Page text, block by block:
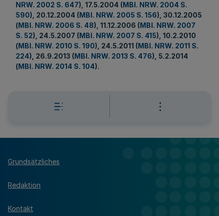
NRW. 2002 S. 647), 17.5.2004 (MBl. NRW. 2004 S.
590), 20.12.2004 (MBl. NRW. 2005 S. 156), 30.12.2005
(MBl. NRW. 2006 S. 48), 11.12.2006 (MBl. NRW. 2007
S. 52), 24.5.2007 (MBl. NRW. 2007 S. 415), 10.2.2010
(MBl. NRW. 2010 S. 190), 24.5.2011 (MBl. NRW. 2011 S.
224), 26.9.2013 (MBl. NRW. 2013 S. 476), 5.2.2014
(MBl. NRW. 2014 S. 104).
Grundsätzliches
Redaktion
Kontakt